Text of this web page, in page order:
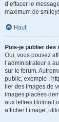
d’effacer le
maximum de
Haut
Puis-je publier des
Oui, vous pouvez
l’administrateur a
sur le forum.
public, exemple :
lier des images de
images placées
aux lettres Hotmail
afficher l’image,